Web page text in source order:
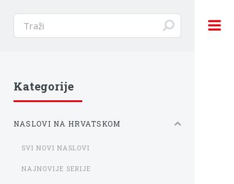
Kategorije
NASLOVI NA HRVATSKOM
SVI NOVI NASLOVI
NAJNOVIJE SERIJE